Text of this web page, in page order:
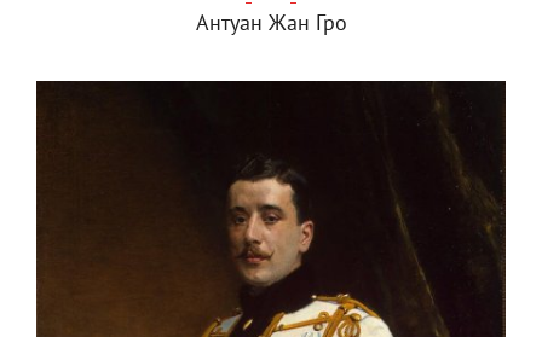
Антуан Жан Гро